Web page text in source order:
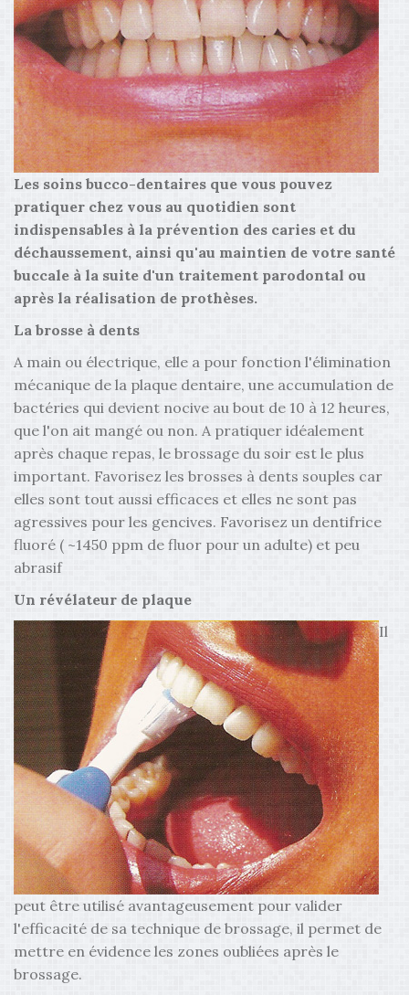
Les soins bucco-dentaires que vous pouvez
pratiquer chez vous au quotidien sont
indispensables à la prévention des caries et du
déchaussement, ainsi qu'au maintien de votre santé
buccale à la suite d'un traitement parodontal ou
après la réalisation de prothèses.
La brosse à dents
A main ou électrique, elle a pour fonction l'élimination
mécanique de la plaque dentaire, une accumulation de
bactéries qui devient nocive au bout de 10 à 12 heures,
que l'on ait mangé ou non. A pratiquer idéalement
après chaque repas, le brossage du soir est le plus
important. Favorisez les brosses à dents souples car
elles sont tout aussi efficaces et elles ne sont pas
agressives pour les gencives. Favorisez un dentifrice
fluoré ( ~1450 ppm de fluor pour un adulte) et peu
abrasif
Un révélateur de plaque
Il
peut être utilisé avantageusement pour valider
l'efficacité de sa technique de brossage, il permet de
mettre en évidence les zones oubliées après le
brossage.